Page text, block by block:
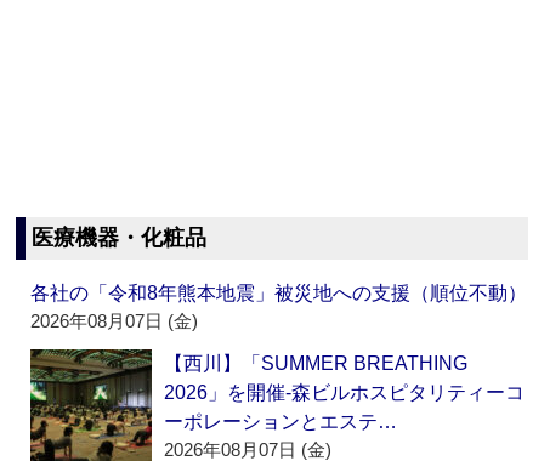
医療機器・化粧品
各社の「令和8年熊本地震」被災地への支援（順位不動）
2026年08月07日 (金)
【西川】「SUMMER BREATHING
2026」を開催‐森ビルホスピタリティーコ
ーポレーションとエステ…
2026年08月07日 (金)